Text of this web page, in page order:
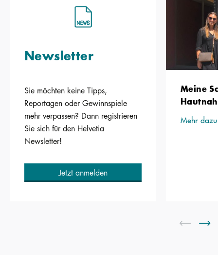
Newsletter
Sie möchten keine Tipps,
Reportagen oder Gewinnspiele
mehr verpassen? Dann registrieren
Sie sich für den Helvetia
Newsletter!
Jetzt anmelden
Meine
Mehr